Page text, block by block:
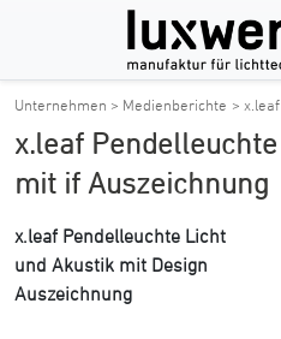
Unternehmen > Medienberichte >
x.leaf Pendelleuchte
mit if Auszeichnung
x.leaf Pendelleuchte Licht
und Akustik mit Design
Auszeichnung